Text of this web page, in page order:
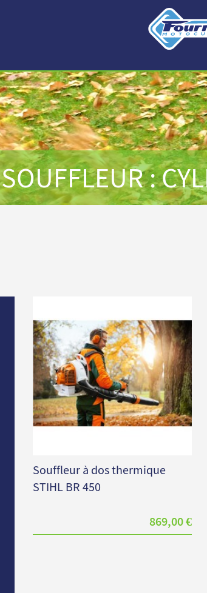
SOUFFLEUR :
Souffleur à dos thermique
STIHL BR 450
869,00 €